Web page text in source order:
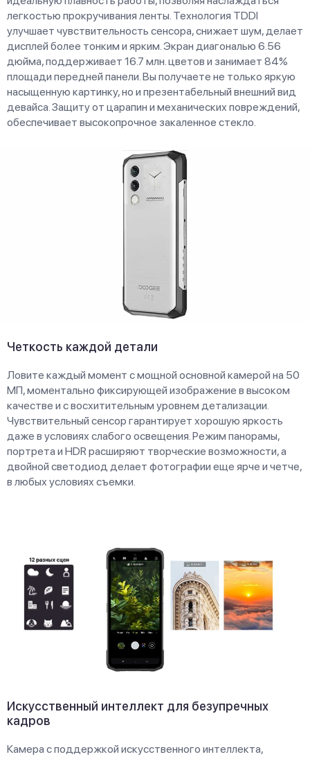
легкостью прокручивания ленты. Технология TDDI
улучшает чувствительность сенсора, снижает шум, делает
дисплей более тонким и ярким. Экран диагональю 6.56
дюйма, поддерживает 16.7 млн. цветов и занимает 84%
площади передней панели. Вы получаете не только яркую
насыщенную картинку, но и презентабельный внешний вид
девайса. Защиту от царапин и механических повреждений,
обеспечивает высокопрочное закаленное стекло.
Четкость каждой детали
Ловите каждый момент с мощной основной камерой на 50
МП, моментально фиксирующей изображение в высоком
качестве и с восхитительным уровнем детализации.
Чувствительный сенсор гарантирует хорошую яркость
даже в условиях слабого освещения. Режим панорамы,
портрета и HDR расширяют творческие возможности, а
двойной светодиод делает фотографии еще ярче и четче,
в любых условиях съемки.
Искусственный интеллект для безупречных
кадров
Камера с поддержкой искусственного интеллекта,